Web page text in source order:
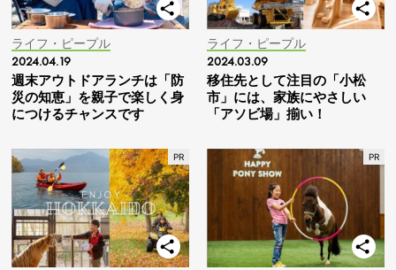
ライフ・ピープル
2024.04.19
週末アウトドアランチは「防
災の知恵」を親子で楽しく身
につけるチャンスです
ライフ・ピープル
2024.03.09
移住先として注目の「小松
市」には、家族にやさしい
「アソビ場」揃い！